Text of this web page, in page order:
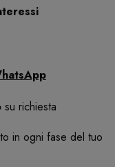
su richiesta
in ogni fase del tuo